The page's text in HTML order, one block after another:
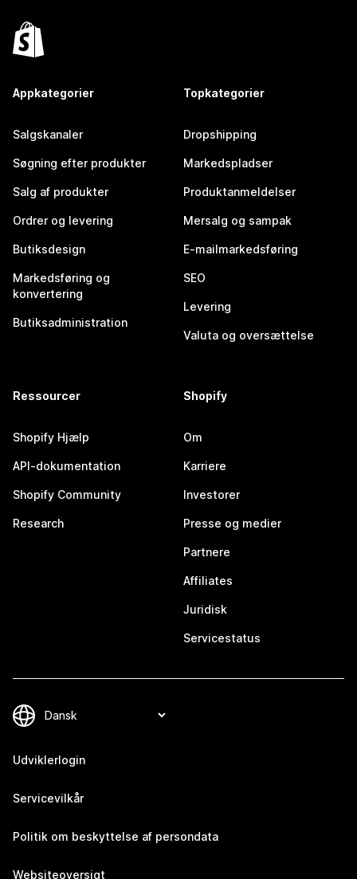
Appkategorier
Salgskanaler
Søgning efter produkter
Salg af produkter
Ordrer og levering
Butiksdesign
Markedsføring og
konvertering
Butiksadministration
Topkategorier
Dropshipping
Markedspladser
Produktanmeldelser
Mersalg og sampak
E-mailmarkedsføring
SEO
Levering
Valuta og oversættelse
Ressourcer
Shopify Hjælp
API-dokumentation
Shopify Community
Research
Shopify
Om
Karriere
Investorer
Presse og medier
Partnere
Affiliates
Juridisk
Servicestatus
Udviklerlogin
Servicevilkår
Politik om beskyttelse af persondata
Websiteoversigt